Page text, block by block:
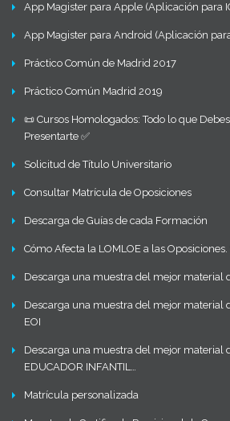
App Magister para Apple (Aplicación para
App Magister para Android (Aplicación
Práctico Común de Madrid 2017
Práctico Común Madrid 2019
📜 Cursos Homologados: Todo lo que
Presentarte ✅
Solicitud de Título Universitario
Consultar Matrícula de Oposiciones
Descarga de Guías de cada Formación
Cómo Afecta la LOMLOE a las Oposiciones.
Descarga una muestra del mejor material
Descarga una muestra del mejor material
EOI
Descarga una muestra del mejor material
EDUCADOR INFANTIL…
Matrícula personalizada